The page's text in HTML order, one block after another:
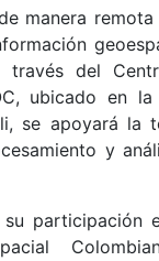
manera
del
ubicado en
se apoyará la
y
su participación